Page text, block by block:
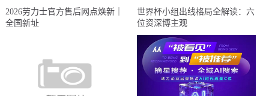
2026劳力士官方售后网点焕新｜
全国新址
世界杯小组出线格局全解读：六
位资深博主观